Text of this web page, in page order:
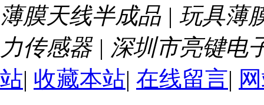
薄膜天线半成品 | 玩具薄
力传感器 | 深圳市亮键电
站| 收藏本站| 在线留言|